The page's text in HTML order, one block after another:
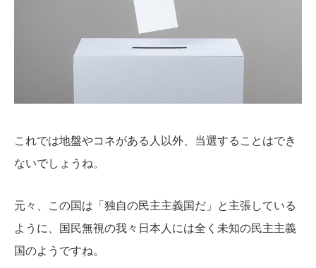
これでは地盤やコネがある人以外、当選することはでき
ないでしょうね。
元々、この国は「独自の民主主義国だ」と主張している
ように、国民無視の我々日本人には全く未知の民主主義
国のようですね。